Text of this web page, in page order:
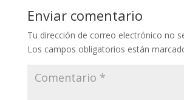
Enviar comentario
Tu dirección de correo electrónico no
Los campos obligatorios están